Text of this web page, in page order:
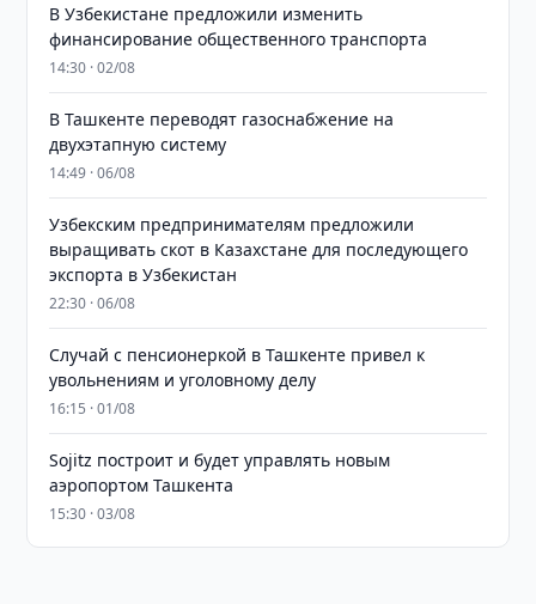
В Узбекистане предложили изменить
финансирование общественного транспорта
14:30 · 02/08
В Ташкенте переводят газоснабжение на
двухэтапную систему
14:49 · 06/08
Узбекским предпринимателям предложили
выращивать скот в Казахстане для последующего
экспорта в Узбекистан
22:30 · 06/08
Случай с пенсионеркой в Ташкенте привел к
увольнениям и уголовному делу
16:15 · 01/08
Sojitz построит и будет управлять новым
аэропортом Ташкента
15:30 · 03/08